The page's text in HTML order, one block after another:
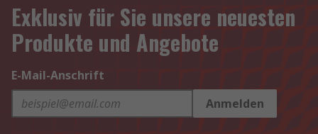
Exklusiv für Sie unsere neuesten
Produkte und Angebote
E-Mail-Anschrift
Anmelden